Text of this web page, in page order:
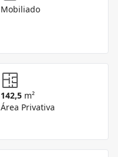
Mobiliado
142,5 m²
Área Privativa